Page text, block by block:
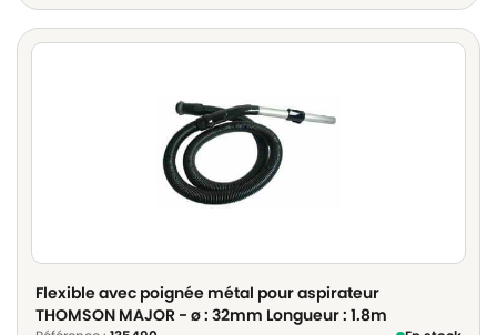
Flexible avec poignée métal pour aspirateur
THOMSON MAJOR - ø : 32mm Longueur : 1.8m